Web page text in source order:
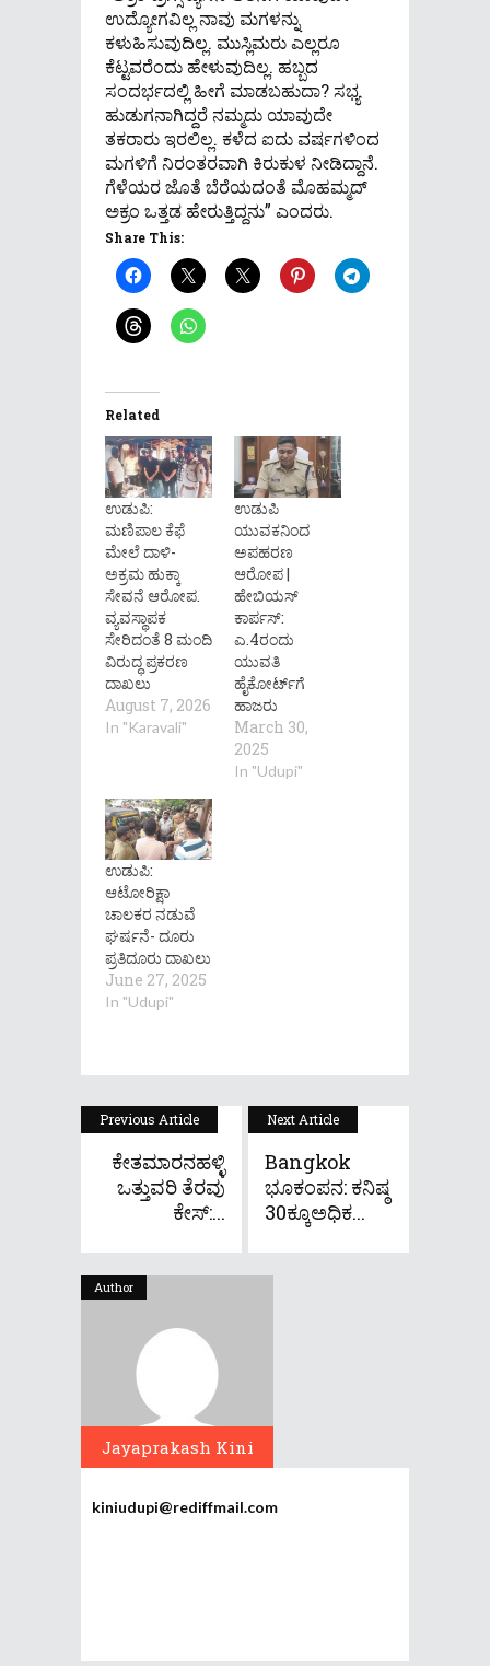
ಉದ್ಯೋಗವಿಲ್ಲ ನಾವು ಮಗಳನ್ನು
ಕಳುಹಿಸುವುದಿಲ್ಲ. ಮುಸ್ಲಿಮರು ಎಲ್ಲರೂ
ಕೆಟ್ಟವರೆಂದು ಹೇಳುವುದಿಲ್ಲ. ಹಬ್ಬದ
ಸಂದರ್ಭದಲ್ಲಿ ಹೀಗೆ ಮಾಡಬಹುದಾ? ಸಭ್ಯ
ಹುಡುಗನಾಗಿದ್ದರೆ ನಮ್ಮದು ಯಾವುದೇ
ತಕರಾರು ಇರಲಿಲ್ಲ. ಕಳೆದ ಐದು ವರ್ಷಗಳಿಂದ
ಮಗಳಿಗೆ ನಿರಂತರವಾಗಿ ಕಿರುಕುಳ ನೀಡಿದ್ದಾನೆ.
ಗೆಳೆಯರ ಜೊತೆ ಬೆರೆಯದಂತೆ ಮೊಹಮ್ಮದ್​
ಅಕ್ರಂ ಒತ್ತಡ ಹೇರುತ್ತಿದ್ದನು” ಎಂದರು.
Share This:
Related
ಉಡುಪಿ:
ಮಣಿಪಾಲ ಕೆಫೆ
ಮೇಲೆ ದಾಳಿ-
ಅಕ್ರಮ ಹುಕ್ಕಾ
ಸೇವನೆ ಆರೋಪ.
ವ್ಯವಸ್ಥಾಪಕ
ಸೇರಿದಂತೆ 8 ಮಂದಿ
ವಿರುದ್ಧ ಪ್ರಕರಣ
ದಾಖಲು
August 7, 2026
In "Karavali"
ಉಡುಪಿ
ಯುವಕನಿಂದ
ಅಪಹರಣ
ಆರೋಪ |
ಹೇಬಿಯಸ್
ಕಾರ್ಪಸ್:
ಎ.4ರಂದು
ಯುವತಿ
ಹೈಕೋರ್ಟ್‌ಗೆ
ಹಾಜರು
March 30,
2025
In "Udupi"
ಉಡುಪಿ:
ಆಟೋರಿಕ್ಷಾ
ಚಾಲಕರ ನಡುವೆ
ಘರ್ಷನೆ- ದೂರು
ಪ್ರತಿದೂರು ದಾಖಲು
June 27, 2025
In "Udupi"
Previous Article
ಕೇತಮಾರನಹಳ್ಳಿ
ಒತ್ತುವರಿ ತೆರವು
ಕೇಸ್:...
Next Article
Bangkok
ಭೂಕಂಪನ: ಕನಿಷ್ಠ
30ಕ್ಕೂಅಧಿಕ...
Author
Jayaprakash Kini
kiniudupi@rediffmail.com